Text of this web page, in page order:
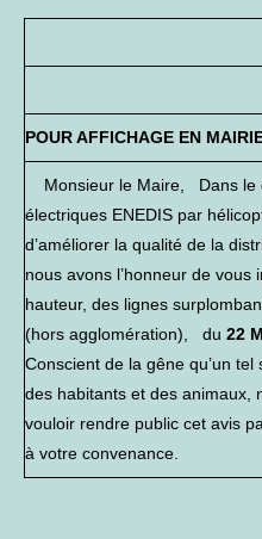
POUR AFFICHAGE EN
Monsieur le Maire, Dans le
électriques ENEDIS par
d’améliorer la qualité de la
nous avons l’honneur de
hauteur, des lignes
(hors agglomération), du 22
Conscient de la gêne qu’un
des habitants et des animaux,
vouloir rendre public cet avis
à votre convenance.